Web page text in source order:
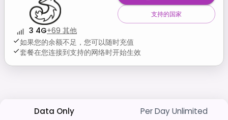
3 4G+69 其他
如果您的余额不足，您可以随时充值
套餐在您连接到支持的网络时开始生效
支持的国家
Data Only Per Day Unlimited